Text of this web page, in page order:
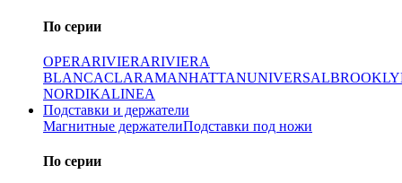
По серии
OPERARIVIERARIVIERA
BLANCACLARAMANHATTANUNIVERSAL
NORDIKALINEA
Подставки и держатели
Магнитные держателиПодставки под ножи
По серии